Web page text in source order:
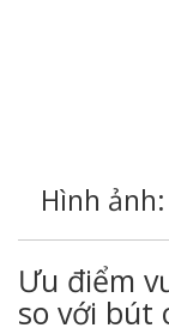
Hình ảnh:
Ưu điểm
so với bút